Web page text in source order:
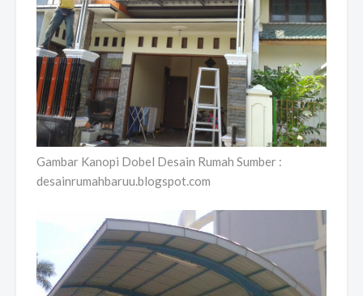
Gambar Kanopi Dobel Desain Rumah Sumber :
desainrumahbaruu.blogspot.com